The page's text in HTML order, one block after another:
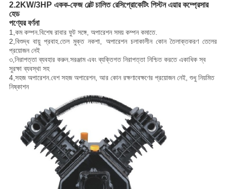
2.2KW/3HP একক-ফেজ বেল্ট চালিত রেসিপ্রোকেটিং পিস্টন এয়ার কম্প্রেসার
হেড
পণ্যের বর্ণনা
1,কম কম্পন.বিশেষ রাবার ফুট সঙ্গে, অপারেশন সময় কম্পন কমাতে.
2,বিশুদ্ধ বায়ু প্রবাহ.তেল মুক্ত নকশা, অপারেশন চলাকালীন কোন তৈলাক্তকরণ তেলের
প্রয়োজন নেই
৩,নিরাপত্তা ব্যবহার করুন.সরঞ্জাম এবং ব্যক্তিগত নিরাপত্তা নিশ্চিত করতে একাধিক স্ব
সুরক্ষা ব্যবস্থা সহ
4,সহজ অপারেশন.বেশ সহজ অপারেশন, আর কোন রক্ষণাবেক্ষণের প্রয়োজন নেই, শুধু নিয়মিত
নিষ্কাশন